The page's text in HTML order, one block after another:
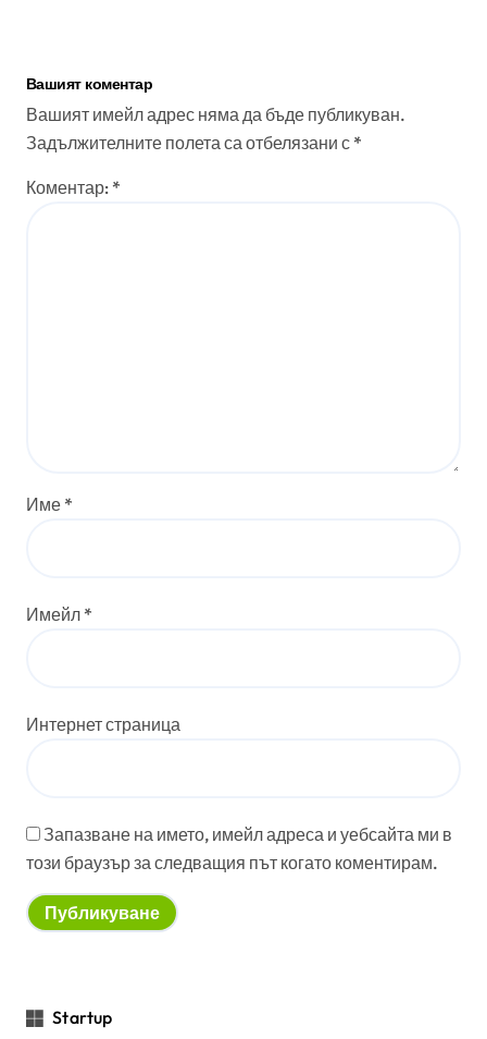
Вашият коментар
Вашият имейл адрес няма да бъде публикуван.
Задължителните полета са отбелязани с *
Коментар: *
Име *
Имейл *
Интернет страница
Запазване на името, имейл адреса и уебсайта ми в
този браузър за следващия път когато коментирам.
Startup